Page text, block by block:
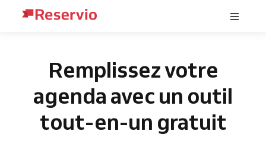
Remplissez votre
agenda avec un outil
tout-en-un gratuit